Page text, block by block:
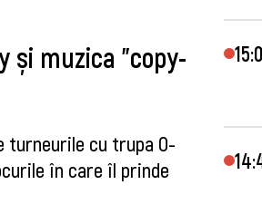
și muzica ”copy-
turneurile cu trupa O-
în care îl prinde